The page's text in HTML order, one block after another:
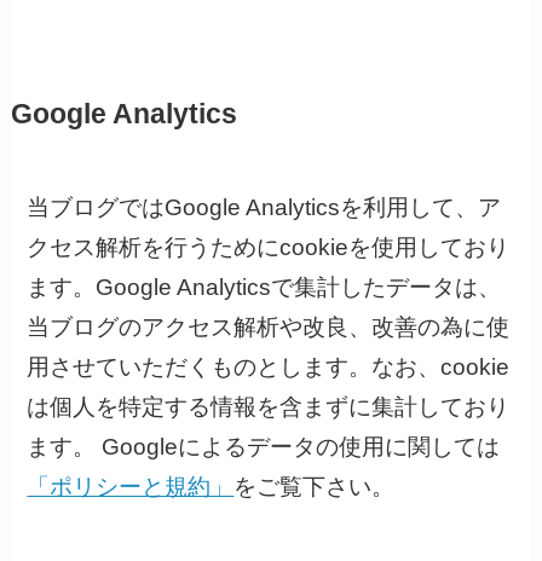
Google Analytics
当ブログではGoogle Analyticsを利用して、ア
クセス解析を行うためにcookieを使用しており
ます。Google Analyticsで集計したデータは、
当ブログのアクセス解析や改良、改善の為に使
用させていただくものとします。なお、cookie
は個人を特定する情報を含まずに集計しており
ます。 Googleによるデータの使用に関しては
「ポリシーと規約」 をご覧下さい。